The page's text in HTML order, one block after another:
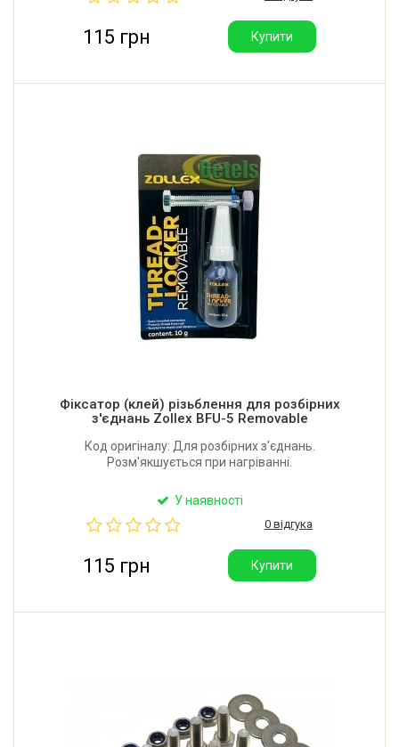
115 грн Купити
Фіксатор (клей) різьблення для розбірних
з'єднань Zollex BFU-5 Removable
Код оригіналу: Для розбірних з'єднань.
Розм'якшується при нагріванні.
У наявності
0 відгука
115 грн Купити